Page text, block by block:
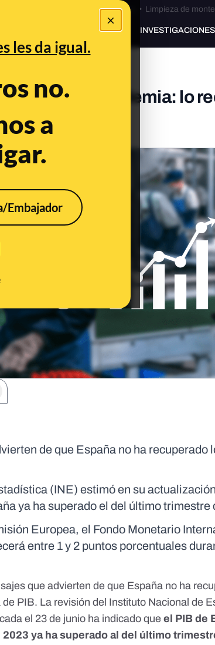
×
les da igual.
no.
a
Embajador
Bulos Ceuta • Limpieza de
PREBUNKING INVESTIGACIONES
el nivel prepandemia: lo
el INE
de que España no ha recuperado
(INE) estimó en su
ya ha superado el del último trimestre
Europea, el Fondo Monetario
entre 1 y 2 puntos porcentuales
que advierten de que España no ha
de PIB. La revisión del Instituto Nacional de
el 23 de junio ha indicado queel PIB de
ya ha superado al del último